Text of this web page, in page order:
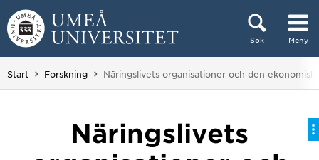
Hoppa direkt till innehållet
Sök Meny
Huvudmenyn dold.
Start Forskning Du är här:
Näringslivets organisationer och den
Näringslivets